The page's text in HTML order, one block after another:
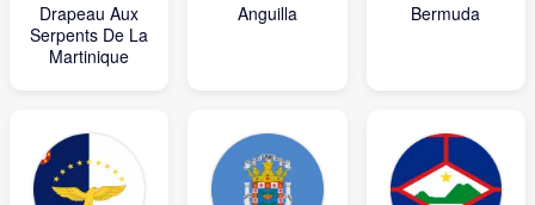
Drapeau Aux
Serpents De La
Martinique
Anguilla Bermuda